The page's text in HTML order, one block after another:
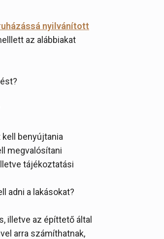
nyilvánított
az alábbiakat
benyújtania
megvalósítani
tájékoztatási
adni a lakásokat?
illetve az építtető által
arra számíthatnak,